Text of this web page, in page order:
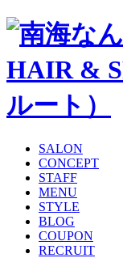
SALON
CONCEPT
STAFF
MENU
STYLE
BLOG
COUPON
RECRUIT